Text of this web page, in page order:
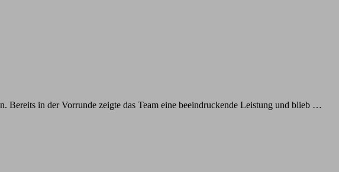
in der Vorrunde zeigte das Team eine beeindruckende Leistung und blieb …